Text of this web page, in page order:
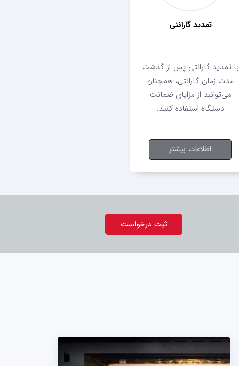
تمدید گارانتی
با تمدید گارانتی پس از گذشت
مدت زمان گارانتی، همچنان
می‌توانید از مزایای ضمانت
دستگاه استفاده کنید.
اطلاعات بیشتر
ثبت درخواست